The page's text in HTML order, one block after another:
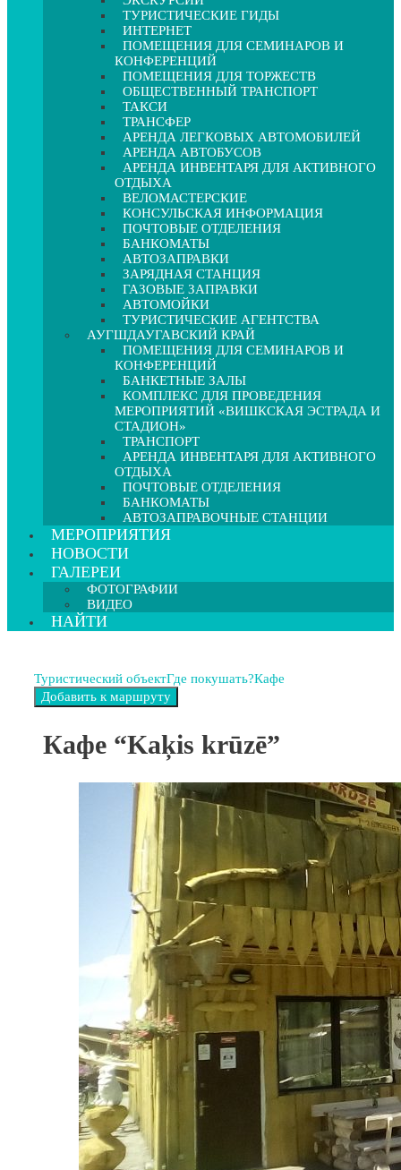
ТУРИСТИЧЕСКИЕ ГИДЫ
ИНТЕРНЕТ
ПОМЕЩЕНИЯ ДЛЯ СЕМИНАРОВ И
КОНФЕРЕНЦИЙ
ПОМЕЩЕНИЯ ДЛЯ ТОРЖЕСТВ
ОБЩЕСТВЕННЫЙ ТРАНСПОРТ
ТАКСИ
ТРАНСФЕР
АРЕНДА ЛЕГКОВЫХ АВТОМОБИЛЕЙ
АРЕНДА АВТОБУСОВ
АРЕНДА ИНВЕНТАРЯ ДЛЯ АКТИВНОГО
ОТДЫХА
ВЕЛОМАСТЕРСКИЕ
КОНСУЛЬСКАЯ ИНФОРМАЦИЯ
ПОЧТОВЫЕ ОТДЕЛЕНИЯ
БАНКОМАТЫ
АВТОЗАПРАВКИ
ЗАРЯДНАЯ СТАНЦИЯ
ГАЗОВЫЕ ЗАПРАВКИ
АВТОМОЙКИ
ТУРИСТИЧЕСКИЕ АГЕНТСТВА
АУГШДАУГАВСКИЙ КРАЙ
ПОМЕЩЕНИЯ ДЛЯ СЕМИНАРОВ И
КОНФЕРЕНЦИЙ
БАНКЕТНЫЕ ЗАЛЫ
КОМПЛЕКС ДЛЯ ПРОВЕДЕНИЯ
МЕРОПРИЯТИЙ «ВИШКСКАЯ ЭСТРАДА И
СТАДИОН»
ТРАНСПОРТ
АРЕНДА ИНВЕНТАРЯ ДЛЯ АКТИВНОГО
ОТДЫХА
ПОЧТОВЫЕ ОТДЕЛЕНИЯ
БАНКОМАТЫ
АВТОЗАПРАВОЧНЫЕ СТАНЦИИ
МЕРОПРИЯТИЯ
НОВОСТИ
ГАЛЕРЕИ
ФОТОГРАФИИ
ВИДЕО
НАЙТИ
Туристический объектГде покушать?Кафе
Кафе “Kaķis krūzē”